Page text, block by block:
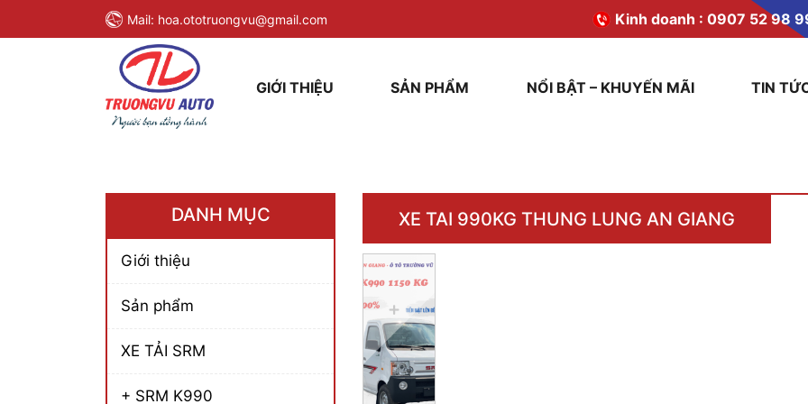
Mail: hoa.ototruongvu@gmail.com Kinh doanh : 0907 52 98
GIỚI THIỆU SẢN PHẨM NỔI BẬT – KHUYẾN MÃI TIN
DANH MỤC
Giới thiệu
Sản phẩm
XE TẢI SRM
+ SRM K990
XE TAI 990KG THUNG LUNG AN GIANG